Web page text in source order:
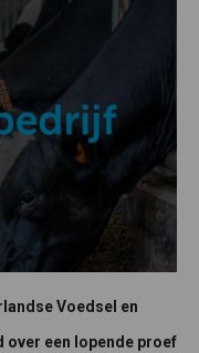
Voedsel en
over een lopende proef